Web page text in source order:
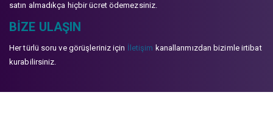
satın almadıkça hiçbir ücret ödemezsiniz.
BIZE ULAŞIN
Her türlü soru ve görüşleriniz için İletişim kanallarımızdan bizimle irtibat
kurabilirsiniz.